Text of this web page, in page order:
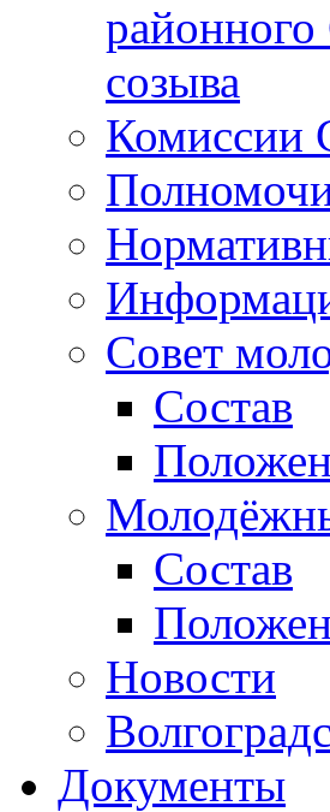
созыва
Комиссии
Совет
Состав
Состав
Новости
Документы